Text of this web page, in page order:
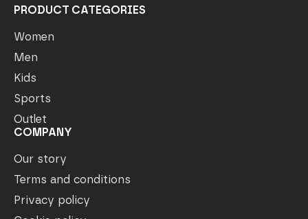
PRODUCT CATEGORIES
Women
Men
Kids
Sports
Outlet
COMPANY
Our story
Terms and conditions
Privacy policy